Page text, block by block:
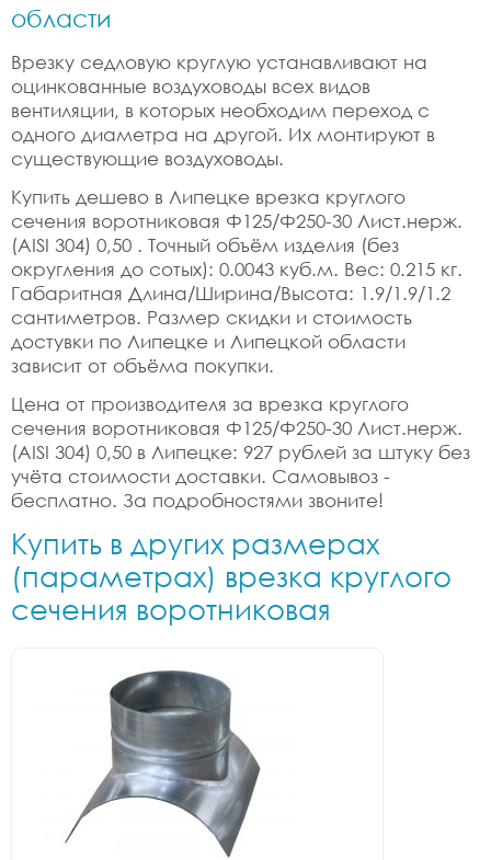
области
Врезку седловую круглую устанавливают на
оцинкованные воздуховоды всех видов
вентиляции, в которых необходим переход с
одного диаметра на другой. Их монтируют в
существующие воздуховоды.
Купить дешево в Липецке врезка круглого
сечения воротниковая Ф125/Ф250-30 Лист.нерж.
(AISI 304) 0,50 . Точный объём изделия (без
округления до сотых): 0.0043 куб.м. Вес: 0.215 кг.
Габаритная Длина/Ширина/Высота: 1.9/1.9/1.2
сантиметров. Размер скидки и стоимость
достувки по Липецке и Липецкой области
зависит от объёма покупки.
Цена от производителя за врезка круглого
сечения воротниковая Ф125/Ф250-30 Лист.нерж.
(AISI 304) 0,50 в Липецке: 927 рублей за штуку без
учёта стоимости доставки. Самовывоз -
бесплатно. За подробностями звоните!
Купить в других размерах
(параметрах) врезка круглого
сечения воротниковая